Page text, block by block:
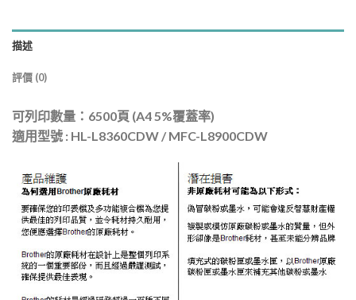
描述
評價 (0)
可列印數量：6500頁 (A4 5%覆蓋率)
適用型號 : HL-L8360CDW / MFC-L8900CDW